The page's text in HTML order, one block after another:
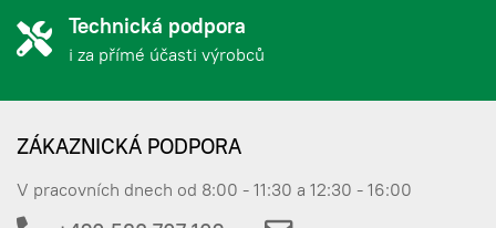
Technická podpora
i za přímé účasti výrobců
ZÁKAZNICKÁ PODPORA
V pracovních dnech od 8:00 - 11:30 a 12:30 - 16:00